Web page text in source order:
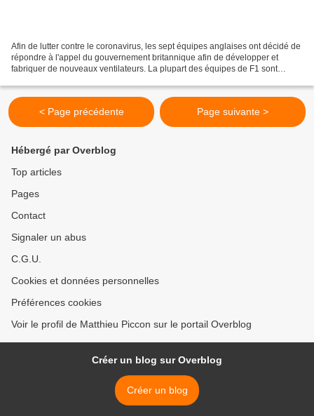
Afin de lutter contre le coronavirus, les sept équipes anglaises ont décidé de
répondre à l'appel du gouvernement britannique afin de développer et
fabriquer de nouveaux ventilateurs. La plupart des équipes de F1 sont
< Page précédente Page suivante >
Hébergé par Overblog
Top articles
Pages
Contact
Signaler un abus
C.G.U.
Cookies et données personnelles
Préférences cookies
Voir le profil de Matthieu Piccon sur le portail Overblog
Créer un blog sur Overblog
Créer un blog